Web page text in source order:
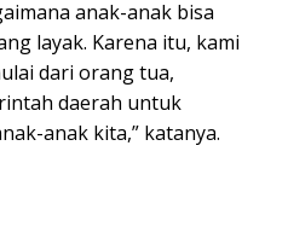
anak-anak bisa
layak. Karena itu, kami
dari orang tua,
daerah untuk
anak kita,” katanya.